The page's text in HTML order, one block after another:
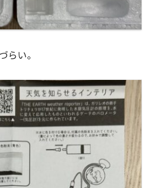
らい。